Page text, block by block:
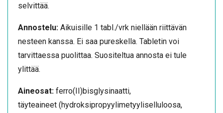
selvittää.
Annostelu: Aikuisille 1 tabl./vrk niellään riittävän
nesteen kanssa. Ei saa pureskella. Tabletin voi
tarvittaessa puolittaa. Suositeltua annosta ei tule
ylittää.
Aineosat: ferro(II)bisglysinaatti,
täyteaineet (hydroksipropyylimetyyliselluloosa,